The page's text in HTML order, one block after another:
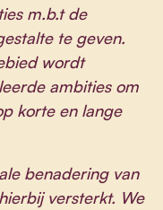
m.b.t de
te geven.
wordt
ambities om
korte en lange
benadering van
versterkt. We